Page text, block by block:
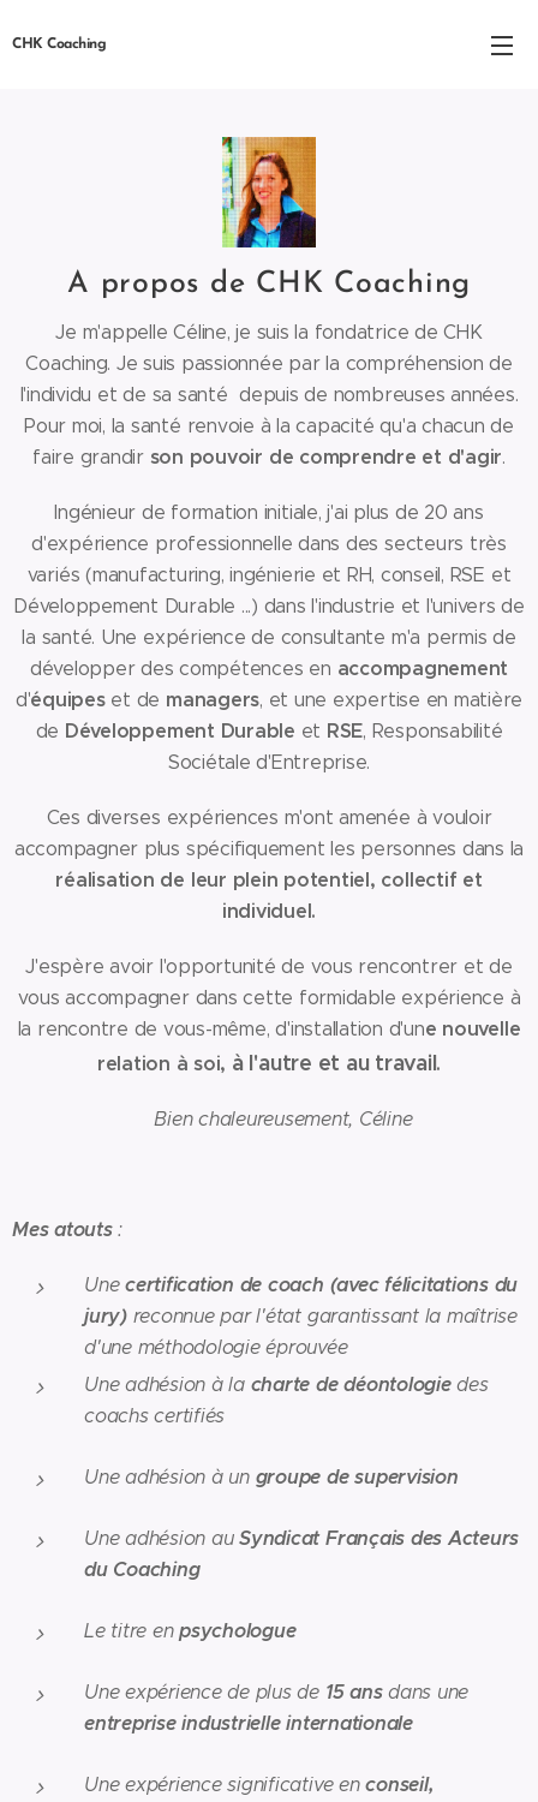
CHK Coaching
A propos de CHK Coaching
Je m'appelle Céline, je suis la fondatrice de CHK
Coaching. Je suis passionnée par la compréhension de
l'individu et de sa santé depuis de nombreuses années.
Pour moi, la santé renvoie à la capacité qu'a chacun de
faire grandir son pouvoir de comprendre et d'agir.
Ingénieur de formation initiale, j'ai plus de 20 ans
d'expérience professionnelle dans des secteurs très
variés (manufacturing, ingénierie et RH, conseil, RSE et
Développement Durable ...) dans l'industrie et l'univers de
la santé. Une expérience de consultante m'a permis de
développer des compétences en accompagnement
d'équipeset de managers, et une expertise en matière
de Développement Durable et RSE, Responsabilité
Sociétale d'Entreprise.
Ces diverses expériences m'ont amenée à vouloir
accompagner plus spécifiquement les personnes dans la
réalisation de leur plein potentiel, collectif et
individuel.
J'espère avoir l'opportunité de vous rencontrer et de
vous accompagner dans cette formidable expérience à
la rencontre de vous-même, d'installation d'une nouvelle
relation à soi, à l'autre et au travail.
Bien chaleureusement, Céline
Mes atouts:
Unecertification de coach (avec félicitations du
jury)reconnue par l'état garantissant la maîtrise
d'une méthodologie éprouvée
Une adhésion à la charte de déontologiedes
coachs certifiés
Une adhésion à un groupe de supervision
Une adhésion auSyndicat Français des Acteurs
du Coaching
Le titre enpsychologue
Une expérience de plus de 15 ansdans une
entreprise industrielle internationale
Une expérience significative enconseil,